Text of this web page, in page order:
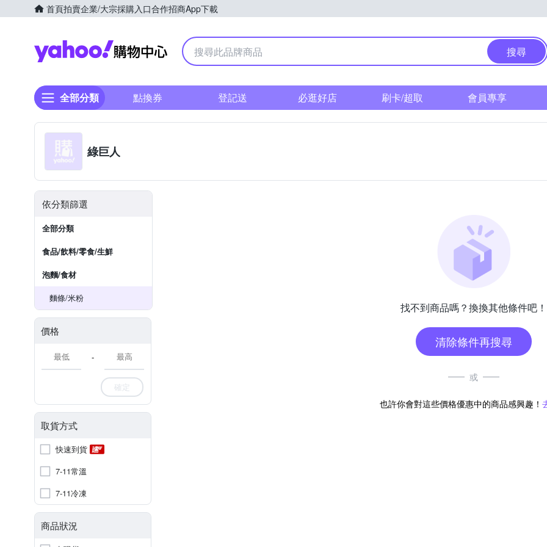
首頁拍賣企業/大宗採購入口合作招商App下載
Yahoo購物中心
搜尋
全部分類 點換券 登記送 必逛好店 刷卡/超取 會員專享
綠巨人
依分類篩選
全部分類
食品/飲料/零食/生鮮
泡麵/食材
麵條/米粉
價格
-
確定
取貨方式
快速到貨
7-11常溫
7-11冷凍
商品狀況
找不到商品嗎？換換其他條件吧！
清除條件再搜尋
或
也許你會對這些價格優惠中的商品感興趣！